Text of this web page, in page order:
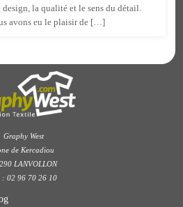
la qualité et le sens du détail.
avons eu le plaisir de […]
Graphy West
de Kercadiou
LANVOLLON
: 02 96 70 26 10